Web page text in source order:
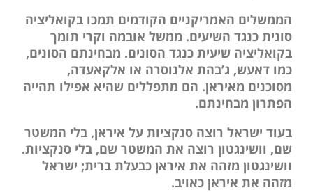
הממשלים האמריקניים הקודמים תמכו בקואליציה
סונית כנגד השיעים. ממשל אובמה וקרי תומך
בקואליציה שיעית כנגד הסונים. מבחינתם הסונים,
כמו דאעש, ג’בהת אלנוסרה או אלקאעדה,
מסוכנים מאיראן. הם מתפללים שהיא אפילו תהייה
הפתרון מבחינתם.
בעוד ישראל רוצה סנקציות על איראן, בלי המשטר
שם, וושינגטון רוצה את המשטר שם, בלי סנקציות.
וושינגטון מזהה את איראן כבעלת ברית; ישראל
מזהה את איראן כאויב.